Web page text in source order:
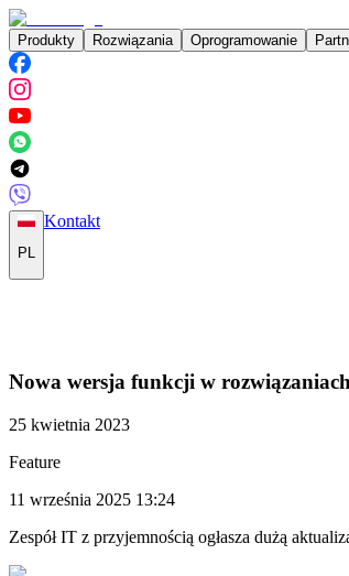
Produkty Rozwiązania Oprogramowanie
PL
Kontakt
Nowa wersja funkcji w
25 kwietnia 2023
Feature
11 września 2025 13:24
Zespół IT z przyjemnością ogłasza dużą